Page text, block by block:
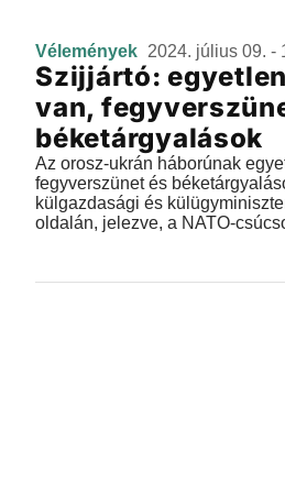
Vélemények 2024. július 09. -
Szijjártó:
van,
béketárgyalások
Az orosz-ukrán háborúnak
fegyverszünet és
külgazdasági és
oldalán, jelezve, a NATO-